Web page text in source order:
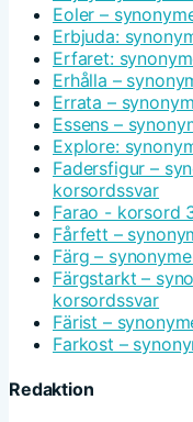
Eoler –
Erbjuda:
Erfaret:
Erhålla –
Errata –
Essens –
Explore:
Fadersfigur –
korsordssvar
Farao - korsord
Fårfett –
Färg –
Färgstarkt –
korsordssvar
Färist –
Farkost –
Redaktion